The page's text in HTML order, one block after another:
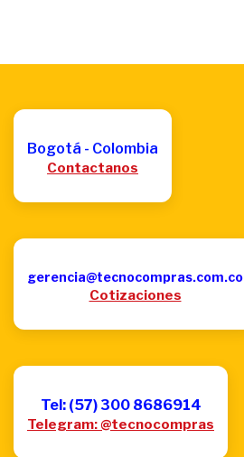
Bogotá - Colombia
Contactanos
gerencia@tecnocompras.com.co
Cotizaciones
Tel: (57) 300 8686914
Telegram: @tecnocompras